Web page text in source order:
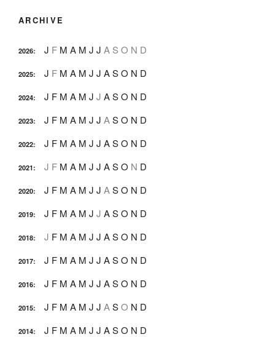
ARCHIVE
2026: J F M A M J J A S O N D
2025: J F M A M J J ASO N D
2024: J F M A M J J ASO N D
2023: J F M A M J J ASO N D
2022: J F M A M J J ASO N D
2021: J F M A M J J ASO N D
2020: J F M A M J J ASO N D
2019: J F M A M J J ASO N D
2018: J F M A M J J ASO N D
2017: J F M A M J J ASO N D
2016: J F M A M J J ASO N D
2015: J F M A M J J ASO N D
2014: J F M A M J J ASO N D